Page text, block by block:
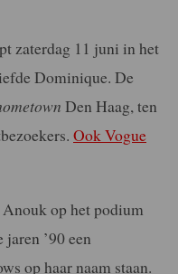
zaterdag 11 juni in het
Dominique. De
Den Haag, ten
Ook Vogue
op het podium
’90 een
op haar naam staan.